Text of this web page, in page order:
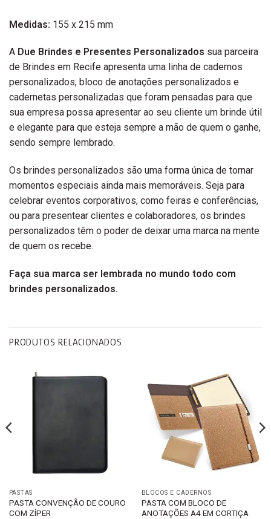
Medidas: 155 x 215 mm
A Due Brindes e Presentes Personalizados sua parceira
de Brindes em Recife apresenta uma linha de cadernos
personalizados, bloco de anotações personalizados e
cadernetas personalizadas que foram pensadas para que
sua empresa possa apresentar ao seu cliente um brinde útil
e elegante para que esteja sempre a mão de quem o ganhe,
sendo sempre lembrado.
Os brindes personalizados são uma forma única de tornar
momentos especiais ainda mais memoráveis. Seja para
celebrar eventos corporativos, como feiras e conferências,
ou para presentear clientes e colaboradores, os brindes
personalizados têm o poder de deixar uma marca na mente
de quem os recebe.
Faça sua marca ser lembrada no mundo todo com
brindes personalizados.
PRODUTOS RELACIONADOS
PASTAS
PASTA CONVENÇÃO DE COURO
COM ZÍPER
BLOCOS E CADERNOS
PASTA COM BLOCO DE
ANOTAÇÕES A4 EM CORTIÇA